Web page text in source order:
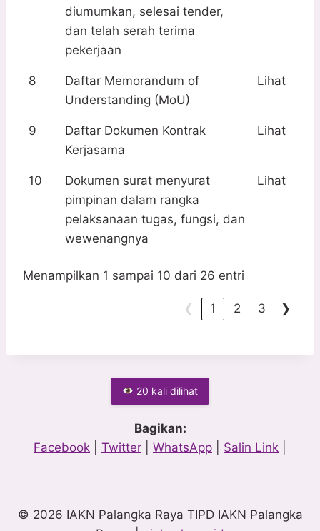
diumumkan, selesai tender,
dan telah serah terima
pekerjaan
8
Daftar Memorandum of
Understanding (MoU)
Lihat
9
Daftar Dokumen Kontrak
Kerjasama
Lihat
10
Dokumen surat menyurat
pimpinan dalam rangka
pelaksanaan tugas, fungsi, dan
wewenangnya
Lihat
Menampilkan 1 sampai 10 dari 26 entri
❮ 1 2 3 ❯
20 kali dilihat
Bagikan:
Facebook
Twitter WhatsApp Salin Link
© 2026 IAKN Palangka Raya TIPD IAKN Palangka